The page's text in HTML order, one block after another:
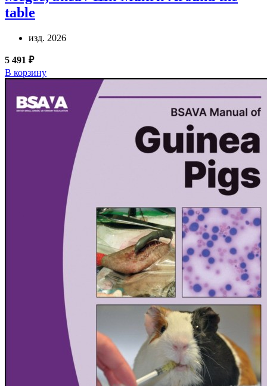
table
изд. 2026
5 491 ₽
В корзину